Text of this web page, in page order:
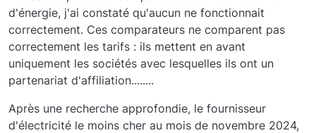
d'énergie, j'ai constaté qu'aucun ne fonctionnait
correctement. Ces comparateurs ne comparent pas
correctement les tarifs : ils mettent en avant
uniquement les sociétés avec lesquelles ils ont un
partenariat d'affiliation........
Après une recherche approfondie, le fournisseur
d'électricité le moins cher au mois de novembre 2024,